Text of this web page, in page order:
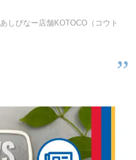
あしびなー店舗KOTOCO（コウト